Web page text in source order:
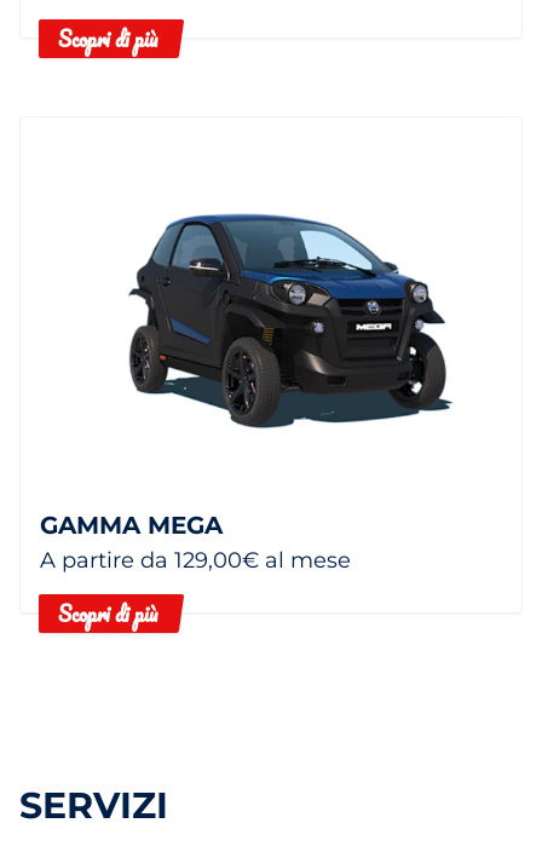
Scopri di più
GAMMA MEGA
A partire da 129,00€ al mese
Scopri di più
SERVIZI